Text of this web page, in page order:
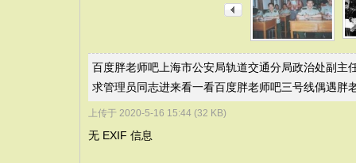
百度胖老师吧上海市公安局轨道交通分局政治处副
求管理员同志进来看一看百度胖老师吧三号线偶遇胖
上传于 2020-5-16 15:44 (32 KB)
无 EXIF 信息